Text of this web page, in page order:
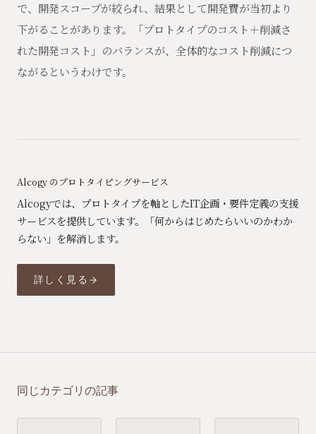
で、開発スコープが絞られ、結果として開発費が当初より
下がることがあります。「プロトタイプのコスト＋削減さ
れた開発コスト」のバランスが、全体的なコスト削減につ
ながるというわけです。
Alcogy のプロトタイピングサービス
Alcogyでは、プロトタイプを軸としたIT企画・要件定義の支援
サービスを提供しています。「何からはじめたらいいのかわか
らない」を解消します。
詳しく見る
同じカテゴリの記事